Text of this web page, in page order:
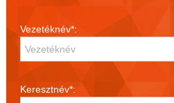
Vezetéknév*:
Keresztnév*: